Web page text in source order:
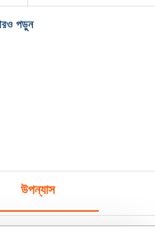
পড়ুন
উপন্যাস